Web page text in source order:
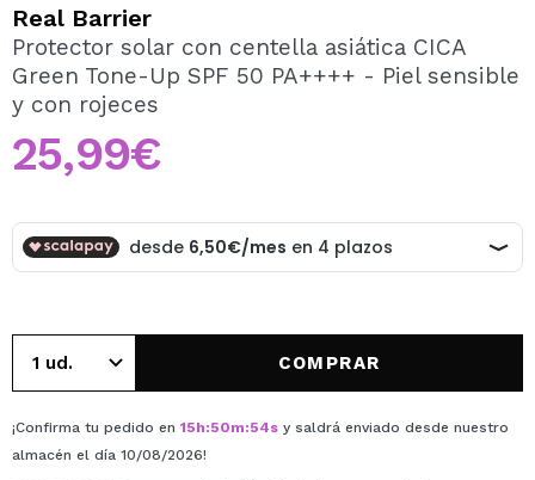
Al crear una cuenta en Maquillalia.com podrás realizar
tus compras rápidamente, revisar el estado de tus
pedidos y consultar tus operaciones anteriores.
Real Barrier
Protector solar con centella asiática CICA
Green Tone-Up SPF 50 PA++++ - Piel sensible
y con rojeces
25,99€
COMPRAR
¡Confirma tu pedido en 15h:50m:54s y saldrá enviado desde nuestro
almacén el día 10/08/2026!